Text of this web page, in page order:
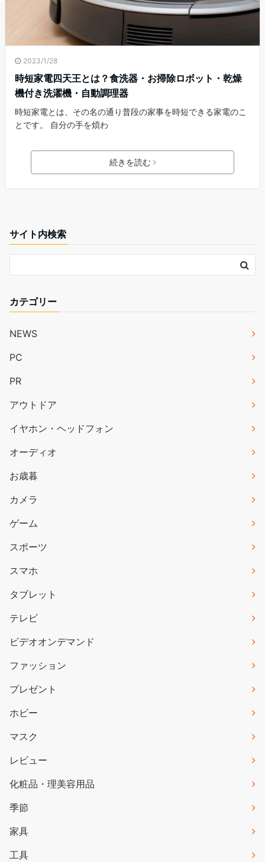
2023/1/28
時短家電四天王とは？食洗器・お掃除ロボット・乾燥
機付き洗濯機・自動調理器
時短家電とは、その名の通り普段の家事を時短できる家電のこ
とです。 自分の手を煩わ
続きを読む
サイト内検索
カテゴリー
NEWS
PC
PR
アウトドア
イヤホン・ヘッドフォン
オーディオ
お歳暮
カメラ
ゲーム
スポーツ
スマホ
タブレット
テレビ
ビデオオンデマンド
ファッション
プレゼント
ホビー
マスク
レビュー
化粧品・理美容用品
季節
家具
工具